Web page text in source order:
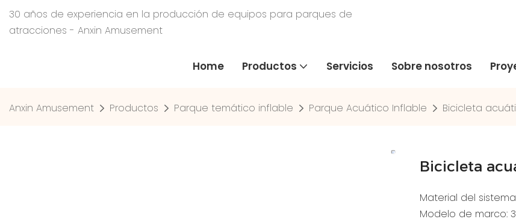
30 años de experiencia en la producción de equipos para parques de
atracciones - Anxin Amusement
Home Productos Servicios Sobre nosotros
Anxin Amusement Productos Parque temático inflable Parque Acuático Inflable Bicicleta
Bicicleta
Material del
Modelo de marco: